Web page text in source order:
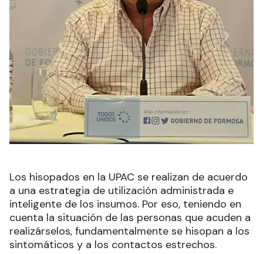
Los hisopados en la UPAC se realizan de acuerdo
a una estrategia de utilización administrada e
inteligente de los insumos. Por eso, teniendo en
cuenta la situación de las personas que acuden a
realizárselos, fundamentalmente se hisopan a los
sintomáticos y a los contactos estrechos.